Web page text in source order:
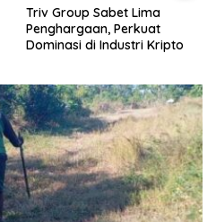
Triv Group Sabet Lima
Penghargaan, Perkuat
Dominasi di Industri Kripto